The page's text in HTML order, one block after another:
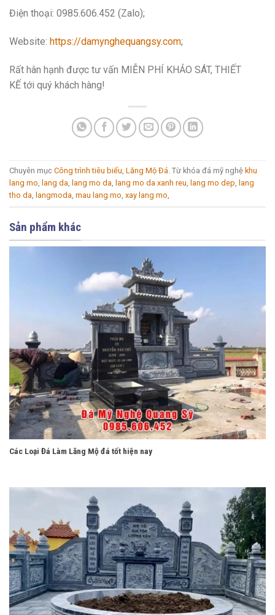
Điện thoại: 0985.606.452 (Zalo);
Website: https://damynghequangsy.com;
Rất hân hạnh được tư vấn MIỄN PHÍ KHẢO SÁT, THIẾT
KẾ tới quý khách hàng!
Chuyên mục Công trình tiêu biểu, Lăng Mộ Đá. Từ khóa đá mỹ nghệ khu
lang mo, lang da, lang mo da, lang mo da xanh reu, lang mo dep, lang
tho da, langmoda, mau lang mo, xay lang mo,
Sản phẩm khác
Các Loại Đá Làm Lăng Mộ đá tốt hiện nay